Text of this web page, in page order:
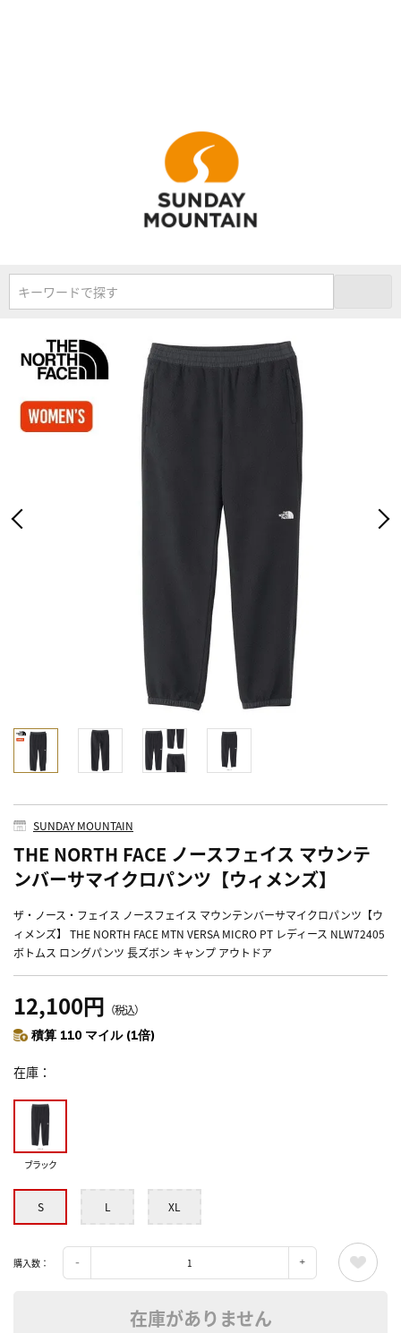
キーワードで探す
SUNDAY MOUNTAIN
THE NORTH FACE ノースフェイス マウンテ
ンバーサマイクロパンツ【ウィメンズ】
ザ・ノース・フェイス ノースフェイス マウンテンバーサマイクロパンツ【ウ
ィメンズ】 THE NORTH FACE MTN VERSA MICRO PT レディース NLW72405
ボトムス ロングパンツ 長ズボン キャンプ アウトドア
12,100円 （税込）
積算 110 マイル (1倍)
在庫
ブラック
S L XL
購入数：
在庫がありません